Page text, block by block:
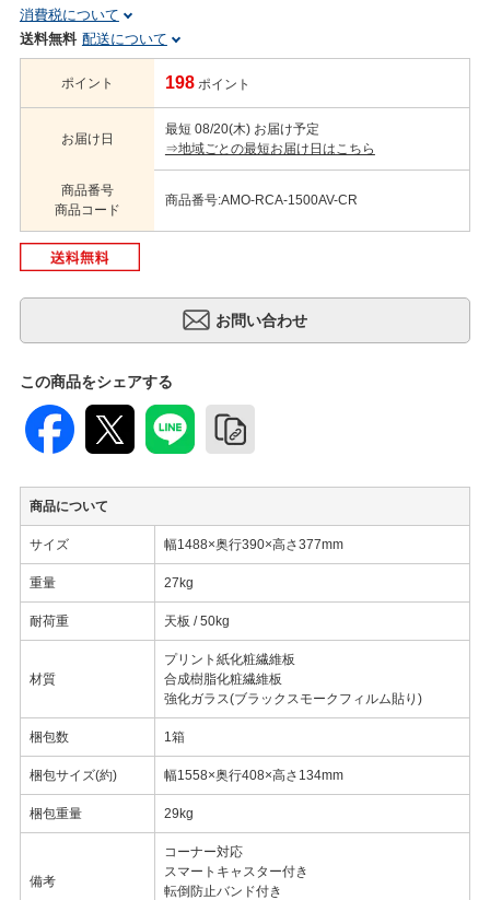
消費税について
送料無料 配送について
ポイント 198 ポイント
お届け日
最短 08/20(木) お届け予定
⇒地域ごとの最短お届け日はこちら
商品番号
商品コード
商品番号:AMO-RCA-1500AV-CR
この商品をシェアする
商品について
サイズ 幅1488×奥行390×高さ377mm
重量 27kg
耐荷重 天板 / 50kg
材質
プリント紙化粧繊維板
合成樹脂化粧繊維板
強化ガラス(ブラックスモークフィルム貼り)
梱包数 1箱
梱包サイズ(約) 幅1558×奥行408×高さ134mm
梱包重量 29kg
備考
コーナー対応
スマートキャスター付き
転倒防止バンド付き